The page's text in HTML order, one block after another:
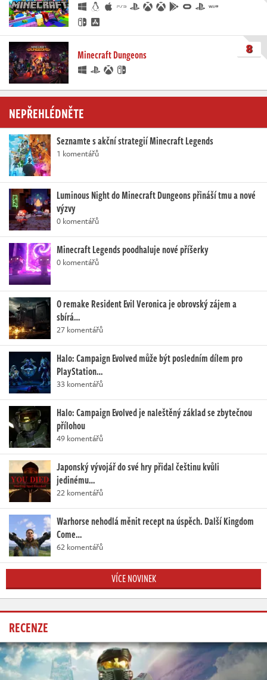
Minecraft Dungeons 8
NEPŘEHLÉDNĚTE
Seznamte s akční strategií Minecraft Legends
1 komentářů
Luminous Night do Minecraft Dungeons přináší tmu a nové
výzvy
0 komentářů
Minecraft Legends poodhaluje nové příšerky
0 komentářů
O remake Resident Evil Veronica je obrovský zájem a
sbírá…
27 komentářů
Halo: Campaign Evolved může být posledním dílem pro
PlayStation…
33 komentářů
Halo: Campaign Evolved je naleštěný základ se zbytečnou
přílohou
49 komentářů
Japonský vývojář do své hry přidal češtinu kvůli
jedinému…
22 komentářů
Warhorse nehodlá měnit recept na úspěch. Další Kingdom
Come…
62 komentářů
VÍCE NOVINEK
RECENZE